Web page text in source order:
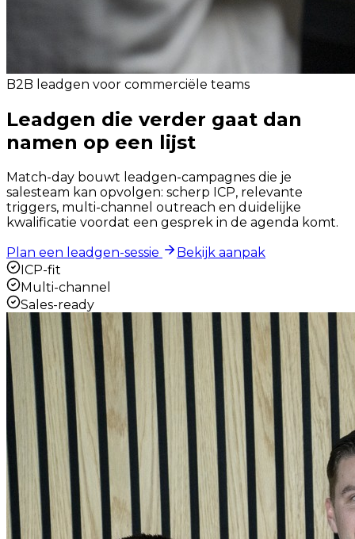
B2B leadgen voor commerciële teams
Leadgen die verder gaat dan
namen op een lijst
Match-day bouwt leadgen-campagnes die je
salesteam kan opvolgen: scherp ICP, relevante
triggers, multi-channel outreach en duidelijke
kwalificatie voordat een gesprek in de agenda komt.
Plan een leadgen-sessie
Bekijk aanpak
ICP-fit
Multi-channel
Sales-ready